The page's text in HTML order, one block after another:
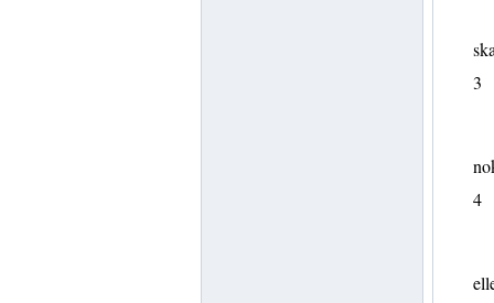
3
4